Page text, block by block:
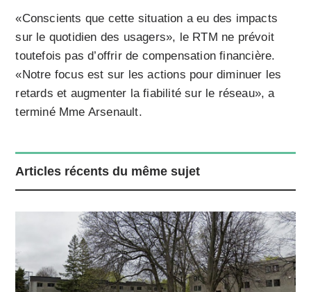
«Conscients que cette situation a eu des impacts
sur le quotidien des usagers», le RTM ne prévoit
toutefois pas d’offrir de compensation financière.
«Notre focus est sur les actions pour diminuer les
retards et augmenter la fiabilité sur le réseau», a
terminé Mme Arsenault.
Articles récents du même sujet